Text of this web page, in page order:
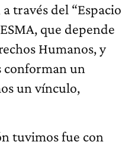
través del “Espacio
que depende
Humanos, y
conforman un
un vínculo,
tuvimos fue con